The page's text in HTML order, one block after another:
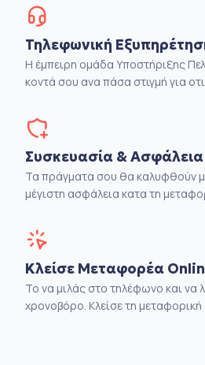
Τηλεφωνική
Η έμπειρη ομάδα Υποστήριξης
κοντά σου ανα πάσα στιγμή για
Συσκευασία & Ασφάλεια
Τα πράγματα σου θα καλυφθούν
μέγιστη ασφάλεια κατα τη
Κλείσε Μεταφορέα
Το να μιλάς στο τηλέφωνο και να
χρονοβόρο. Κλείσε τη μεταφορική